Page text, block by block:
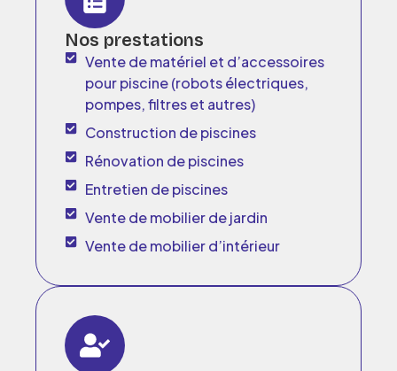
Nos prestations
Vente de matériel et d’accessoires
pour piscine (robots électriques,
pompes, filtres et autres)
Construction de piscines
Rénovation de piscines
Entretien de piscines
Vente de mobilier de jardin
Vente de mobilier d’intérieur